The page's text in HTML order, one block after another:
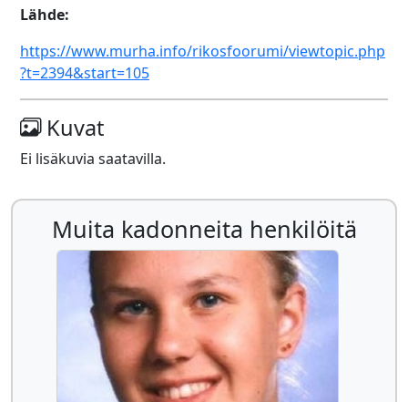
Lähde:
https://www.murha.info/rikosfoorumi/viewtopic.php
?t=2394&start=105
Kuvat
Ei lisäkuvia saatavilla.
Muita kadonneita henkilöitä